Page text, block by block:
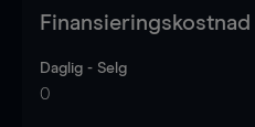
Finansieringskostnad
Daglig - Selg
0